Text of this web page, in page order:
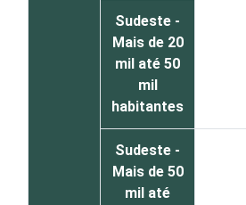
Sudeste -
Mais de 20
mil até 50
mil
habitantes
Sudeste -
Mais de 50
mil até